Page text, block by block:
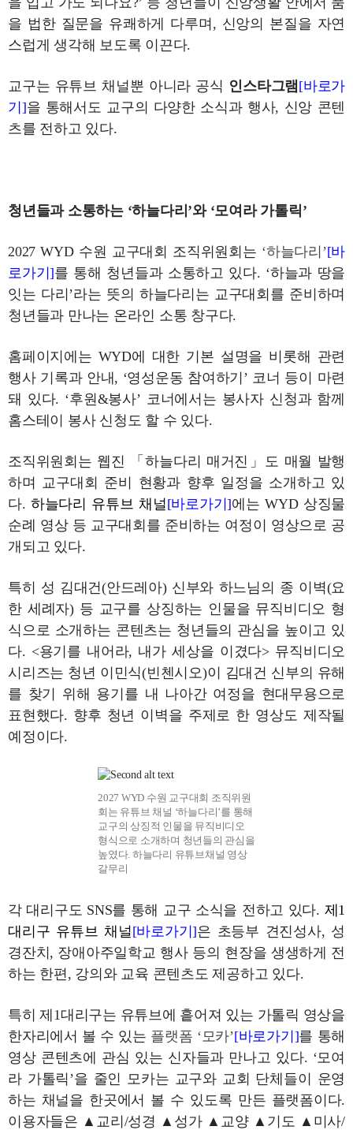
을 법한 질문을 유쾌하게 다루며, 신앙의 본질을 자연
스럽게 생각해 보도록 이끈다.
교구는 유튜브 채널뿐 아니라 공식 인스타그램 [바로가
기]을 통해서도 교구의 다양한 소식과 행사, 신앙 콘텐
츠를 전하고 있다.
청년들과 소통하는 ‘하늘다리’와 ‘모여라 가톨릭’
2027 WYD 수원 교구대회 조직위원회는 ‘하늘다리’[바
로가기]를 통해 청년들과 소통하고 있다. ‘하늘과 땅을
잇는 다리’라는 뜻의 하늘다리는 교구대회를 준비하며
청년들과 만나는 온라인 소통 창구다.
홈페이지에는 WYD에 대한 기본 설명을 비롯해 관련
행사 기록과 안내, ‘영성운동 참여하기’ 코너 등이 마련
돼 있다. ‘후원&봉사’ 코너에서는 봉사자 신청과 함께
홈스테이 봉사 신청도 할 수 있다.
조직위원회는 웹진 「하늘다리 매거진」도 매월 발행
하며 교구대회 준비 현황과 향후 일정을 소개하고 있
다. 하늘다리 유튜브 채널[바로가기]에는 WYD 상징물
순례 영상 등 교구대회를 준비하는 여정이 영상으로 공
개되고 있다.
특히 성 김대건(안드레아) 신부와 하느님의 종 이벽(요
한 세례자) 등 교구를 상징하는 인물을 뮤직비디오 형
식으로 소개하는 콘텐츠는 청년들의 관심을 높이고 있
다. <용기를 내어라, 내가 세상을 이겼다> 뮤직비디오
시리즈는 청년 이민식(빈첸시오)이 김대건 신부의 유해
를 찾기 위해 용기를 내 나아간 여정을 현대무용으로
표현했다. 향후 청년 이벽을 주제로 한 영상도 제작될
예정이다.
2027 WYD 수원 교구대회 조직위원
회는 유튜브 채널 ‘하늘다리’를 통해
교구의 상징적 인물을 뮤직비디오
형식으로 소개하며 청년들의 관심을
높였다. 하늘다리 유튜브채널 영상
갈무리
각 대리구도 SNS를 통해 교구 소식을 전하고 있다. 제1
대리구 유튜브 채널[바로가기]은 초등부 견진성사, 성
경잔치, 장애아주일학교 행사 등의 현장을 생생하게 전
하는 한편, 강의와 교육 콘텐츠도 제공하고 있다.
특히 제1대리구는 유튜브에 흩어져 있는 가톨릭 영상을
한자리에서 볼 수 있는 플랫폼 ‘모카’[바로가기]를 통해
영상 콘텐츠에 관심 있는 신자들과 만나고 있다. ‘모여
라 가톨릭’을 줄인 모카는 교구와 교회 단체들이 운영
하는 채널을 한곳에서 볼 수 있도록 만든 플랫폼이다.
이용자들은 ▲교리/성경 ▲성가 ▲교양 ▲기도 ▲미사/